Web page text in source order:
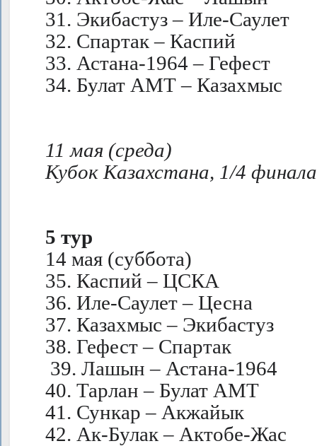
31. Экибастуз – Иле-Саулет
32. Спартак – Каспий
33. Астана-1964 – Гефест
34. Булат АМТ – Казахмыс
11 мая (среда)
Кубок Казахстана, 1/4
5 тур
14 мая (суббота)
35. Каспий – ЦСКА
36. Иле-Саулет – Цесна
37. Казахмыс – Экибастуз
38. Гефест – Спартак
39. Лашын – Астана-1964
40. Тарлан – Булат АМТ
41. Сункар – Акжайык
42. Ак-Булак – Актобе-Жас